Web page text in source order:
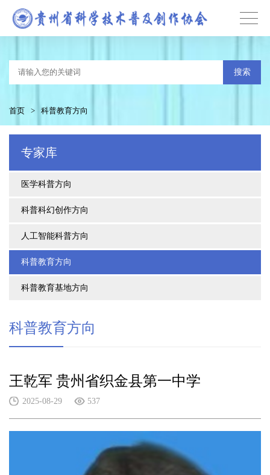
搜索
首页 > 科普教育方向
专家库
医学科普方向
科普科幻创作方向
人工智能科普方向
科普教育方向
科普教育基地方向
科普教育方向
王乾军 贵州省织金县第一中学
2025-08-29 537